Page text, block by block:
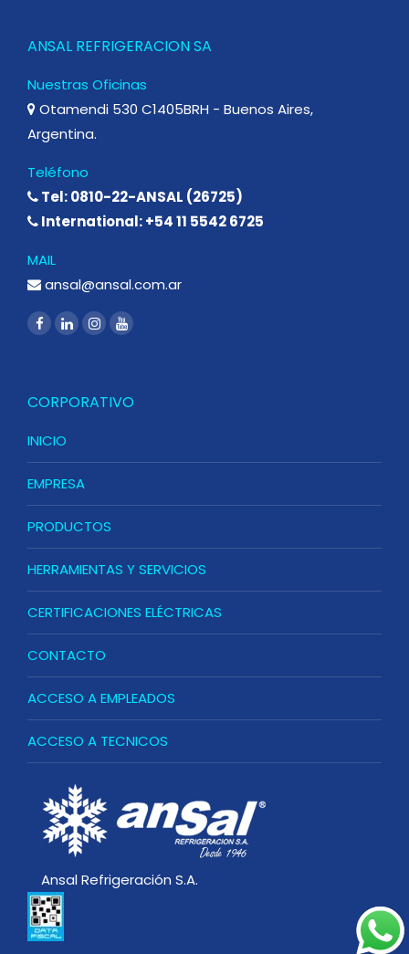
ANSAL REFRIGERACION SA
Nuestras Oficinas
Otamendi 530 C1405BRH - Buenos Aires,
Argentina.
Teléfono
Tel: 0810-22-ANSAL (26725)
International: +54 11 5542 6725
MAIL
ansal@ansal.com.ar
CORPORATIVO
INICIO
EMPRESA
PRODUCTOS
HERRAMIENTAS Y SERVICIOS
CERTIFICACIONES ELÉCTRICAS
CONTACTO
ACCESO A EMPLEADOS
ACCESO A TECNICOS
Ansal Refrigeración S.A.